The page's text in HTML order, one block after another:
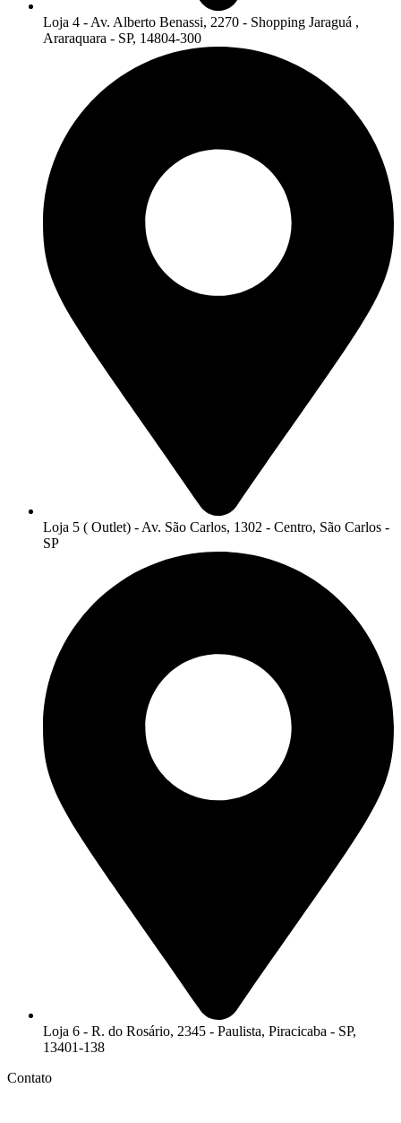
Loja 4 - Av. Alberto Benassi, 2270 - Shopping Jaraguá ,
Araraquara - SP, 14804-300
Loja 5 ( Outlet) - Av. São Carlos, 1302 - Centro, São Carlos -
SP
Loja 6 - R. do Rosário, 2345 - Paulista, Piracicaba - SP,
13401-138
Contato